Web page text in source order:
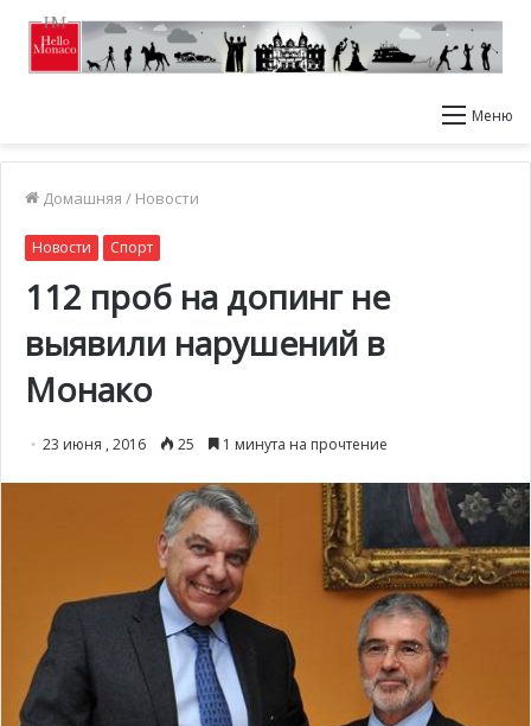
Меню
Домашняя / Новости
Новости Спорт
112 проб на допинг не
выявили нарушений в
Монако
23 июня , 2016 25 1 минута на прочтение